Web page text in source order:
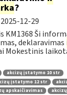
?
2025-12-29
KM1368 Ši
deklaravimas
Mokestinis
akcizų įstatymo 10 str
įstatymo 12 str
apskaičiavimas